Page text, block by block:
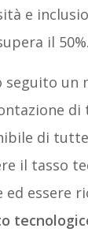
e
il 50%.
un
di
il tasso
essere